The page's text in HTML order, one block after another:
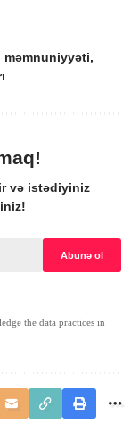
məmnuniyyəti,
və istədiyiniz
the data practices in